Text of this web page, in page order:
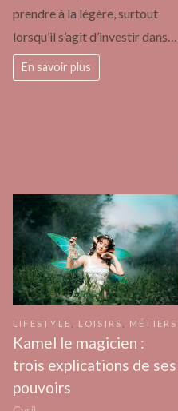
prendre à la légère, surtout
lorsqu’il s’agit d’investir dans…
En savoir plus
LIFESTYLE LOISIRS MÉTIERS
Kamel le magicien :
trois explications de ses
pouvoirs